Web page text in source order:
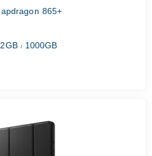
865+
/1000GB